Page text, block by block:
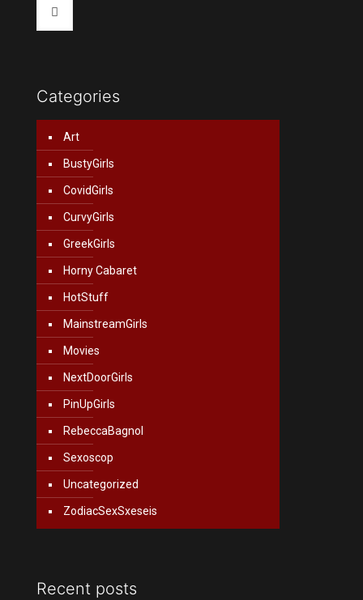
Categories
Art
BustyGirls
CovidGirls
CurvyGirls
GreekGirls
Horny Cabaret
HotStuff
MainstreamGirls
Movies
NextDoorGirls
PinUpGirls
RebeccaBagnol
Sexoscop
Uncategorized
ZodiacSexSxeseis
Recent posts